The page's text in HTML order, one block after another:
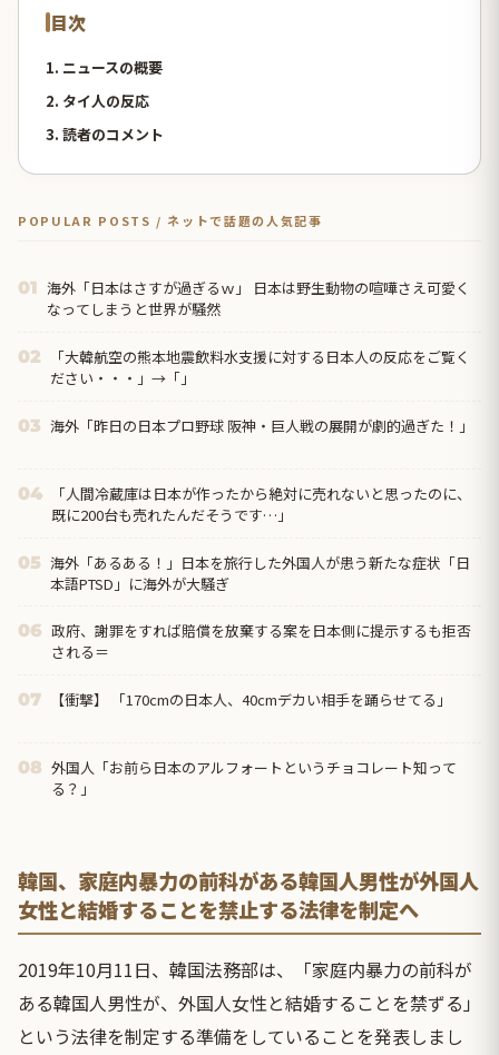
目次
1. ニュースの概要
2. タイ人の反応
3. 読者のコメント
POPULAR POSTS / ネットで話題の人気記事
01 海外「日本はさすが過ぎるｗ」 日本は野生動物の喧嘩さえ可愛く
なってしまうと世界が騒然
02
「大韓航空の熊本地震飲料水支援に対する日本人の反応をご覧く
ださい・・・」→「」
03 海外「昨日の日本プロ野球 阪神・巨人戦の展開が劇的過ぎた！」
04
「人間冷蔵庫は日本が作ったから絶対に売れないと思ったのに、
既に200台も売れたんだそうです…」
05 海外「あるある！」日本を旅行した外国人が患う新たな症状「日
本語PTSD」に海外が大騒ぎ
06 政府、謝罪をすれば賠償を放棄する案を日本側に提示するも拒否
される＝
07 【衝撃】 「170cmの日本人、40cmデカい相手を踊らせてる」
08 外国人「お前ら日本のアルフォートというチョコレート知って
る？」
韓国、家庭内暴力の前科がある韓国人男性が外国人
女性と結婚することを禁止する法律を制定へ
2019年10月11日、韓国法務部は、「家庭内暴力の前科が
ある韓国人男性が、外国人女性と結婚することを禁ずる」
という法律を制定する準備をしていることを発表しまし